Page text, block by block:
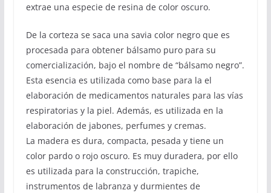
extrae una especie de resina de color oscuro.
De la corteza se saca una savia color negro que es
procesada para obtener bálsamo puro para su
comercialización, bajo el nombre de “bálsamo negro”.
Esta esencia es utilizada como base para la el
elaboración de medicamentos naturales para las vías
respiratorias y la piel. Además, es utilizada en la
elaboración de jabones, perfumes y cremas.
La madera es dura, compacta, pesada y tiene un
color pardo o rojo oscuro. Es muy duradera, por ello
es utilizada para la construcción, trapiche,
instrumentos de labranza y durmientes de